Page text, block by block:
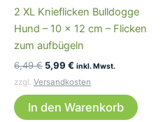
2 XL Knieflicken Bulldogge
Hund – 10 x 12 cm – Flicken
zum aufbügeln
6,49€ Ursprünglicher
Preis
war:
5,99 € Aktueller
ist:
inkl. Mwst.
zzgl. Versandkosten
In den Warenkorb